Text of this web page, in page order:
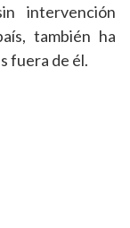
intervención
también ha
fuera de él.